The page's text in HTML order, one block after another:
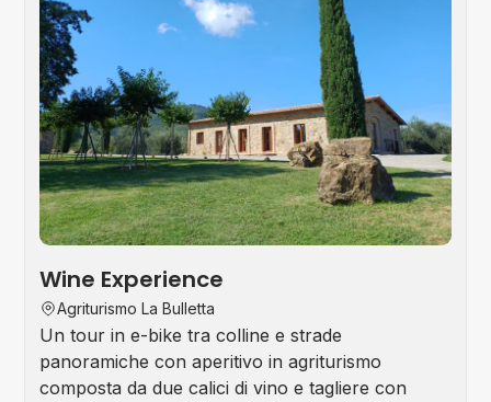
Wine Experience
Agriturismo La Bulletta
Un tour in e-bike tra colline e strade
panoramiche con aperitivo in agriturismo
composta da due calici di vino e tagliere con